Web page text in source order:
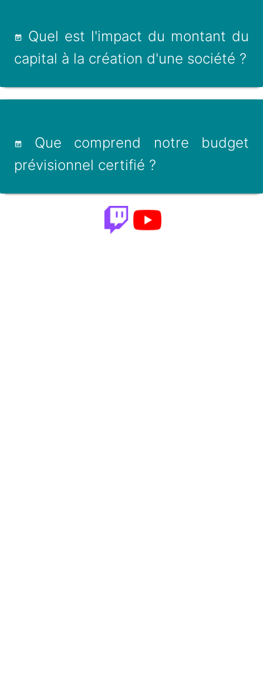
Quel est l'impact du montant du
capital à la création d'une société ?
Que comprend notre budget
prévisionnel certifié ?